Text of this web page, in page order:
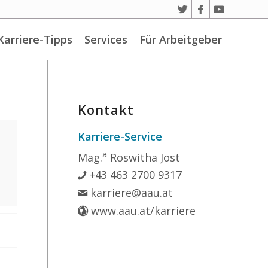
Tipps Services Für Arbeitgeber
Kontakt
Karriere-Service
Mag.a Roswitha Jost
+43 463 2700 9317
karriere@aau.at
www.aau.at/karriere